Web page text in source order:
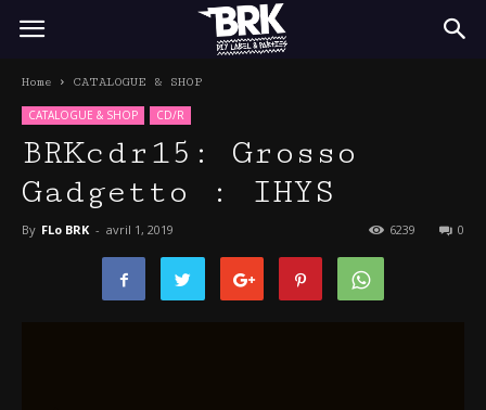
BRK
Home CATALOGUE & SHOP
CATALOGUE & SHOP CD/R
BRKcdr15: Grosso
Gadgetto : IHYS
By FLo BRK - avril 1, 2019 0
6239